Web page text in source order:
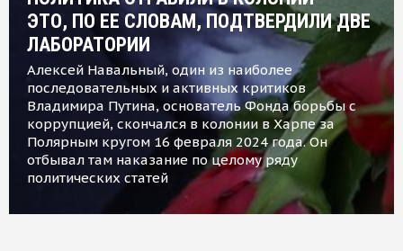
ЭТО, ПО ЕЕ СЛОВАМ, ПОДТВЕРДИЛИ ДВЕ
ЛАБОРАТОРИИ
Алексей Навальный, один из наиболее
последовательных и активных критиков
Владимира Путина, основатель Фонда борьбы с
коррупцией, скончался в колонии в Харпе за
Полярным кругом 16 февраля 2024 года. Он
отбывал там наказание по целому ряду
политических статей